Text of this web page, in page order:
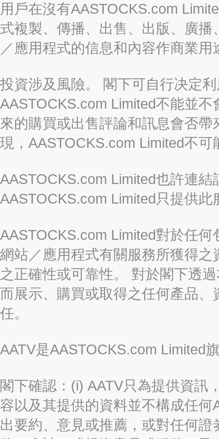
用戶在沒有AASTOCKS.com
式複製、傳播、出售、出版、廣
／應用程式的信息和內容作商業用
投資涉及風險。 閣下可自行决定
AASTOCKS.com Limited不能並
來的購買或出售評論和訊息會否
現，AASTOCKS.com Limited不
AASTOCKS.com Limited也許連
AASTOCKS.com Limited只提供
AASTOCKS.com Limited對於任
網站／應用程式有關服務所獲得
之正確性或可靠性。 對於閣下透
而展示、購買或取得之任何產品
任。
AATV是AASTOCKS.com Limited
閣下確認：(i) AATV只為提供資訊
容以及其提供的資料並不構成任
出要約、意見或推薦，或對任何